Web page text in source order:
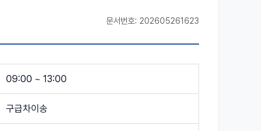
문서번호: 202605261623
09:00 ~ 13:00
구급차이송